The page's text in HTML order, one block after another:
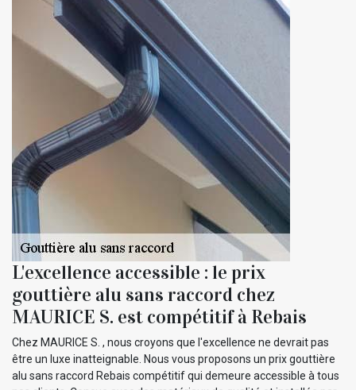
L'excellence accessible : le prix
gouttière alu sans raccord chez
MAURICE S. est compétitif à Rebais
Chez MAURICE S. , nous croyons que l'excellence ne devrait pas
être un luxe inatteignable. Nous vous proposons un prix gouttière
alu sans raccord Rebais compétitif qui demeure accessible à tous